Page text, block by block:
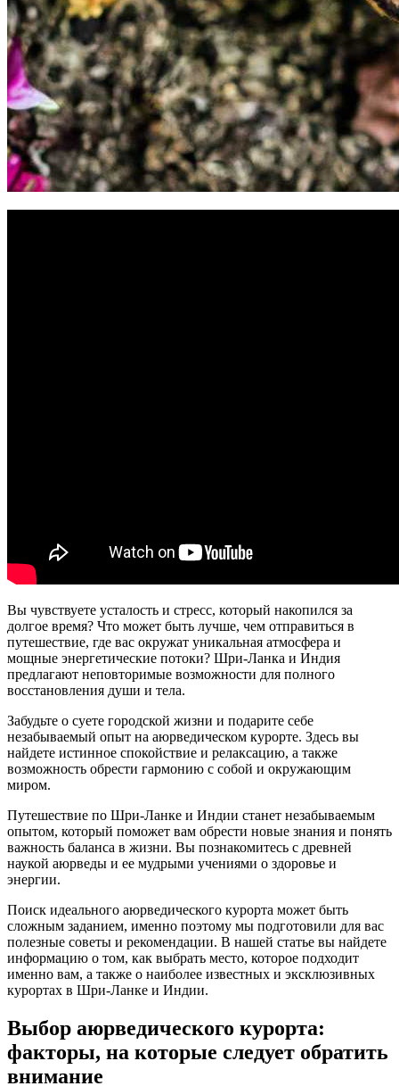
Вы чувствуете усталость и стресс, который накопился за
долгое время? Что может быть лучше, чем отправиться в
путешествие, где вас окружат уникальная атмосфера и
мощные энергетические потоки? Шри-Ланка и Индия
предлагают неповторимые возможности для полного
восстановления души и тела.
Забудьте о суете городской жизни и подарите себе
незабываемый опыт на аюрведическом курорте. Здесь вы
найдете истинное спокойствие и релаксацию, а также
возможность обрести гармонию с собой и окружающим
миром.
Путешествие по Шри-Ланке и Индии станет незабываемым
опытом, который поможет вам обрести новые знания и понять
важность баланса в жизни. Вы познакомитесь с древней
наукой аюрведы и ее мудрыми учениями о здоровье и
энергии.
Поиск идеального аюрведического курорта может быть
сложным заданием, именно поэтому мы подготовили для вас
полезные советы и рекомендации. В нашей статье вы найдете
информацию о том, как выбрать место, которое подходит
именно вам, а также о наиболее известных и эксклюзивных
курортах в Шри-Ланке и Индии.
Выбор аюрведического курорта:
факторы, на которые следует обратить
внимание